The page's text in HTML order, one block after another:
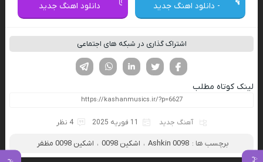
- دانلود اهنگ جدید
دانلود اهنگ جدید
اشتراک گذاری در شبکه های اجتماعی
لینکدین تویتر
فیسوک
لینک کوتاه مطلب
آهنگ جدید 11 فوریه 2025 4 نظر
برچسب ها : Ashkin 0098 ، اشکین 0098 ، اشکین 0098 مظفر